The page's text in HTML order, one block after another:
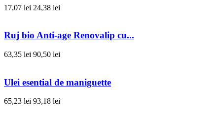
17,07 lei 24,38 lei
Ruj bio Anti-age Renovalip cu...
63,35 lei 90,50 lei
Ulei esential de maniguette
65,23 lei 93,18 lei